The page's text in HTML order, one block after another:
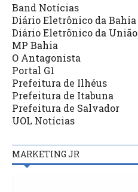
Band Notícias
Diário Eletrônico da Bahia
Diário Eletrônico da União
MP Bahia
O Antagonista
Portal G1
Prefeitura de Ilhéus
Prefeitura de Itabuna
Prefeitura de Salvador
UOL Notícias
MARKETING JR